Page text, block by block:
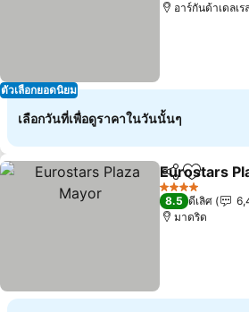
ตัวเลือกยอดนิยม
อาร์กันด้าเดลเร
เลือกวันที่เพื่อดูราคาในวันนั้นๆ
แชร์ เพิ่มในร
Eurostars
4 ดาว
8.5 ดีเลิศ
มาดริด